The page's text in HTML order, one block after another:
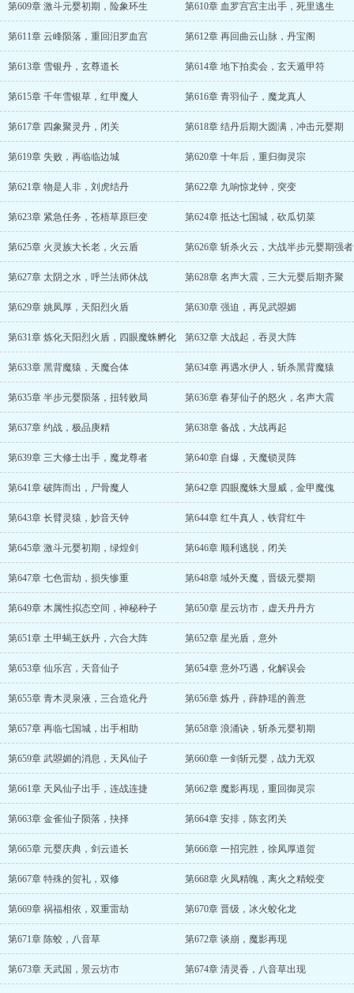
第609章 激斗元婴初期，险象环生 第610章 血罗宫宫主出手，死里逃生
第611章 云峰陨落，重回汨罗血宫 第612章 再回曲云山脉，丹宝阁
第613章 雪银丹，玄尊道长 第614章 地下拍卖会，玄天遁甲符
第615章 千年雪银草，红甲魔人 第616章 青羽仙子，魔龙真人
第617章 四象聚灵丹，闭关 第618章 结丹后期大圆满，冲击元婴期
第619章 失败，再临临边城 第620章 十年后，重归御灵宗
第621章 物是人非，刘虎结丹 第622章 九响惊龙钟，突变
第623章 紧急任务，苍梧草原巨变 第624章 抵达七国城，砍瓜切菜
第625章 火灵族大长老，火云盾 第626章 斩杀火云，大战半步元婴期强者
第627章 太阴之水，呼兰法师休战 第628章 名声大震，三大元婴后期齐聚
第629章 姚凤厚，天阳烈火盾 第630章 强迫，再见武曌媚
第631章 炼化天阳烈火盾，四眼魔蛛孵化 第632章 大战起，吞灵大阵
第633章 黑背魔猿，天魔合体 第634章 再遇水伊人，斩杀黑背魔猿
第635章 半步元婴陨落，扭转败局 第636章 春芽仙子的怒火，名声大震
第637章 约战，极品庚精 第638章 备战，大战再起
第639章 三大修士出手，魔龙尊者 第640章 自爆，天魔锁灵阵
第641章 破阵而出，尸骨魔人 第642章 四眼魔蛛大显威，金甲魔傀
第643章 长臂灵猿，妙音天钟 第644章 红牛真人，铁背红牛
第645章 激斗元婴初期，绿煌剑 第646章 顺利逃脱，闭关
第647章 七色雷劫，损失惨重 第648章 域外天魔，晋级元婴期
第649章 木属性拟态空间，神秘种子 第650章 星云坊市，虚天丹丹方
第651章 土甲蝎王妖丹，六合大阵 第652章 星光盾，意外
第653章 仙乐宫，天音仙子 第654章 意外巧遇，化解误会
第655章 青木灵泉液，三合造化丹 第656章 炼丹，薛静瑶的善意
第657章 再临七国城，出手相助 第658章 浪涌诀，斩杀元婴初期
第659章 武曌媚的消息，天风仙子 第660章 一剑斩元婴，战力无双
第661章 天风仙子出手，连战连捷 第662章 魔影再现，重回御灵宗
第663章 金雀仙子陨落，抉择 第664章 安排，陈玄闭关
第665章 元婴庆典，剑云道长 第666章 一招完胜，徐凤厚道贺
第667章 特殊的贺礼，双修 第668章 火凤精魄，离火之精蜕变
第669章 祸福相依，双重雷劫 第670章 晋级，冰火蛟化龙
第671章 陈蛟，八音草 第672章 谈崩，魔影再现
第673章 天武国，景云坊市 第674章 清灵香，八音草出现